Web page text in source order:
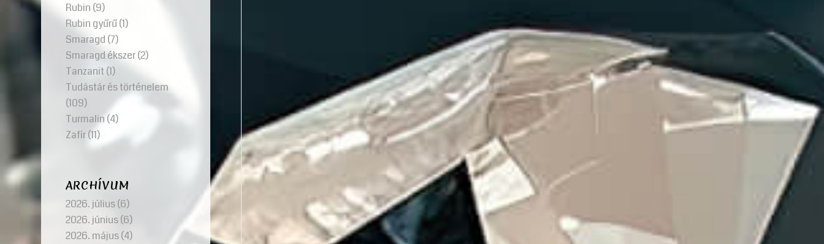
Rubin (9)
Rubin gyűrű(1)
Smaragd (7)
Smaragd ékszer(2)
Tanzanit (1)
Tudástár és történelem
(109)
Turmalin (4)
Zafír(11)
ARCHÍVUM
2026. július(6)
2026. június(6)
2026. május(4)